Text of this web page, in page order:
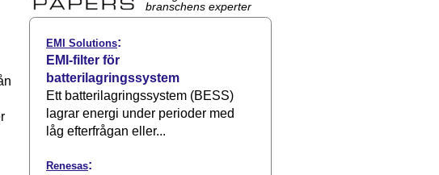
branschens experter
EMI Solutions:
EMI-filter för
batterilagringssystem
Ett batterilagringssystem (BESS)
lagrar energi under perioder med
låg efterfrågan eller...
Renesas: